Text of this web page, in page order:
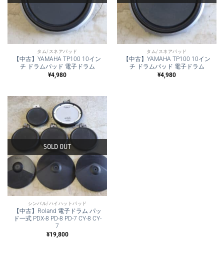
タム/スネアパッド
【中古】YAMAHA TP100 10イン
チ ドラムパッド 電子ドラム
¥4,980
タム/スネアパッド
【中古】YAMAHA TP100 10イン
チ ドラムパッド 電子ドラム
¥4,980
SOLD OUT
シンバル/ハイハットパッド
【中古】Roland 電子ドラム パッ
ド一式 PDX-8 PD-8 PD-7 CY-8 CY-
7
¥19,800